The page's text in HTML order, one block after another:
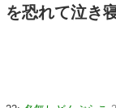
を恐れて泣き